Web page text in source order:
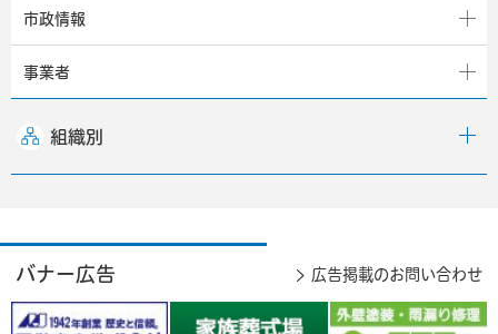
市政情報
事業者
組織別
バナー広告 広告掲載のお問い合わせ